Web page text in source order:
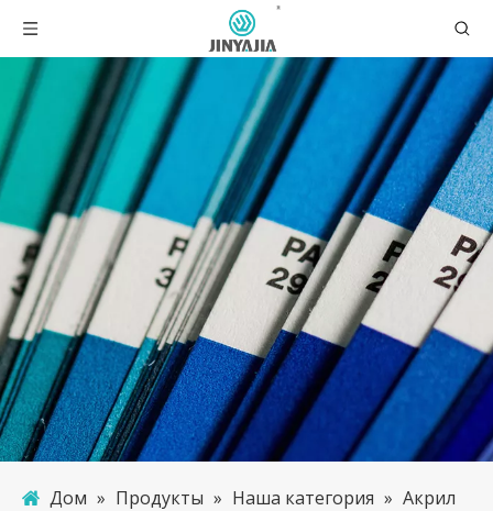
Дом » Продукты » Наша категория » Акрил